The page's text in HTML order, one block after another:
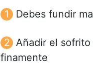
Debes fundir
Añadir el
finamente